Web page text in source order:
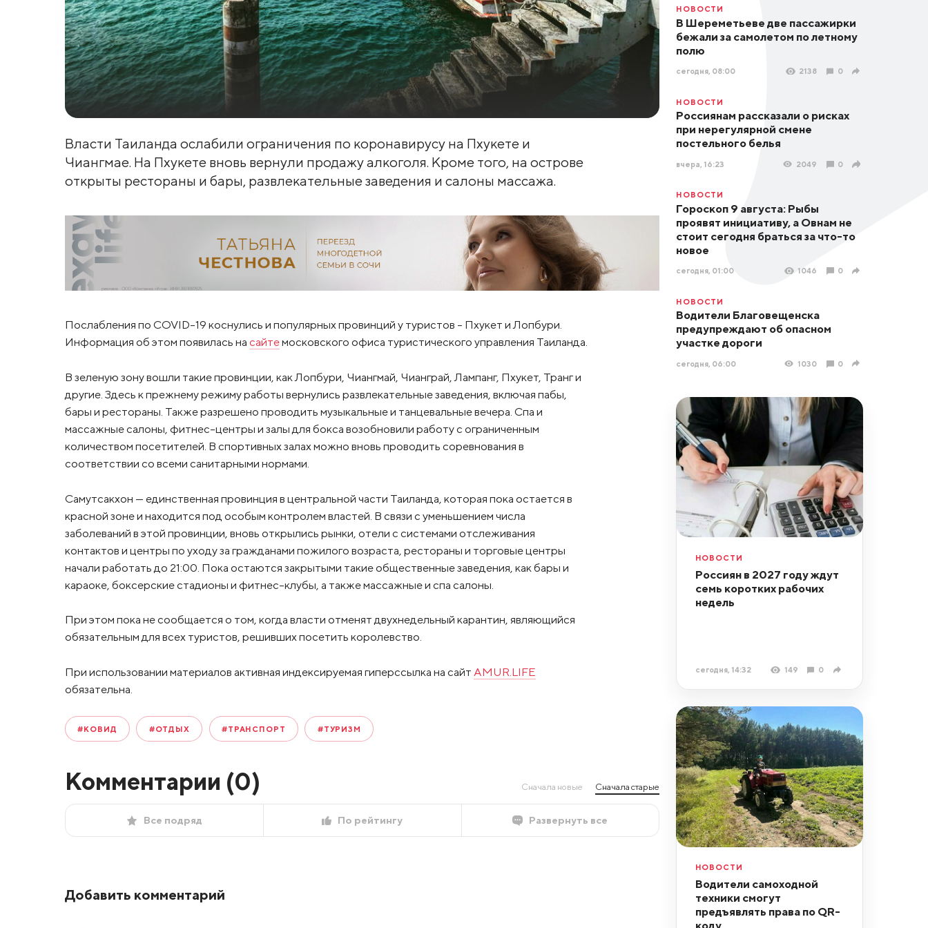
Власти Таиланда ослабили ограничения по коронавирусу на Пхукете и
Чиангмае. На Пхукете вновь вернули продажу алкоголя. Кроме того, на острове
открыты рестораны и бары, развлекательные заведения и салоны массажа.
Послабления по COVID-19 коснулись и популярных провинций у туристов – Пхукет и Лопбури.
Информация об этом появилась на сайтемосковского офиса туристического управления Таиланда.
В зеленую зону вошли такие провинции, как Лопбури, Чиангмай, Чианграй, Лампанг, Пхукет, Транг и
другие. Здесь к прежнему режиму работы вернулись развлекательные заведения, включая пабы,
бары и рестораны. Также разрешено проводить музыкальные и танцевальные вечера. Спа и
массажные салоны, фитнес-центры и залы для бокса возобновили работу с ограниченным
количеством посетителей. В спортивных залах можно вновь проводить соревнования в
соответствии со всеми санитарными нормами.
Самутсакхон — единственная провинция в центральной части Таиланда, которая пока остается в
красной зоне и находится под особым контролем властей. В связи с уменьшением числа
заболеваний в этой провинции, вновь открылись рынки, отели с системами отслеживания
контактов и центры по уходу за гражданами пожилого возраста, рестораны и торговые центры
начали работать до 21:00. Пока остаются закрытыми такие общественные заведения, как бары и
караоке, боксерские стадионы и фитнес-клубы, а также массажные и спа салоны.
При этом пока не сообщается о том, когда власти отменят двухнедельный карантин, являющийся
обязательным для всех туристов, решивших посетить королевство.
При использовании материалов активная индексируемая гиперссылка на сайт AMUR.LIFE
обязательна.
#КОВИД #ОТДЫХ #ТРАНСПОРТ #ТУРИЗМ
Комментарии (0) Сначала новые Сначала старые
Все подряд По рейтингу Развернуть все
Добавить комментарий
НОВОСТИ
В Шереметьеве две пассажирки
бежали за самолетом по летному
полю
сегодня, 08:00 2138 0
НОВОСТИ
Россиянам рассказали о рисках
при нерегулярной смене
постельного белья
вчера, 16:23 2049 0
НОВОСТИ
Гороскоп 9 августа: Рыбы
проявят инициативу, а Овнам не
стоит сегодня браться за что-то
новое
сегодня, 01:00 1046 0
НОВОСТИ
Водители Благовещенска
предупреждают об опасном
участке дороги
сегодня, 06:00 1030 0
НОВОСТИ
Россиян в 2027 году ждут
семь коротких рабочих
недель
сегодня, 14:32 149 0
НОВОСТИ
Водители самоходной
техники смогут
предъявлять права по QR-
коду